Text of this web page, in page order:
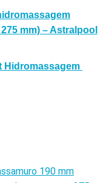
mm) – Astralpool
Hidromassagem
190 mm